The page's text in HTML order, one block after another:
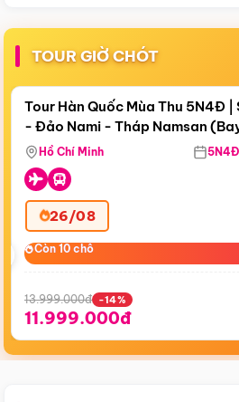
TOUR GIỜ CHÓT
Còn18 ngày 05:15:03
Bay Sun Phuquoc Airways
Tour Hàn Quốc Mùa Thu 5N4Đ
- Đảo Nami - Tháp Namsan
Airways)
Hồ Chí Minh 5N4Đ
26/08
Còn 10 chỗ
Còn 10 chỗ
13.999.000đ -14%
11.999.000đ